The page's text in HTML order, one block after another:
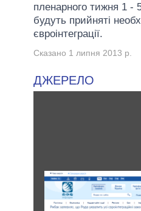
пленарного тижня 1 -
будуть прийняті
євроінтеграції.
Сказано 1 липня 2013 р.
ДЖЕРЕЛО